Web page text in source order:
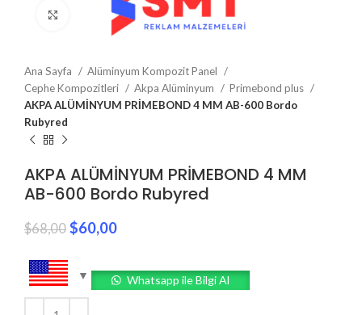
Click to enlarge
Ana Sayfa
Alüminyum Kompozit Panel
Cephe Kompozitleri
Akpa Alüminyum
Primebond plus
AKPA ALÜMİNYUM PRİMEBOND 4 MM AB-600 Bordo
Rubyred
AKPA ALÜMİNYUM PRİMEBOND 4 MM
AB-600 Bordo Rubyred
$68,00 $60,00
Whatsapp ile Bilgi Al